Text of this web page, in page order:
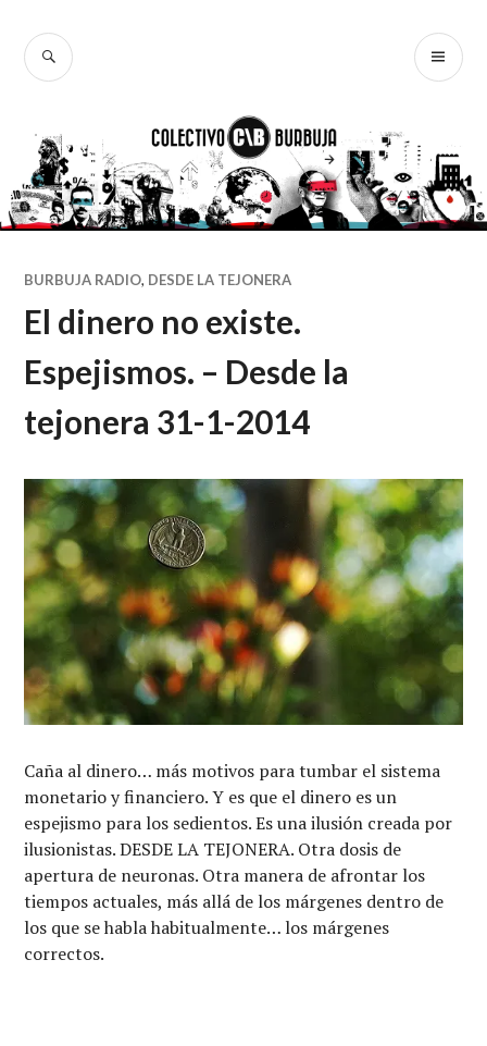
contenido
BUSCAR
BURBUJA RADIO, DESDE LA TEJONERA
El dinero no existe.
Espejismos. – Desde la
tejonera 31-1-2014
Caña al dinero… más motivos para tumbar el sistema
monetario y financiero. Y es que el dinero es un
espejismo para los sedientos. Es una ilusión creada por
ilusionistas. DESDE LA TEJONERA. Otra dosis de
apertura de neuronas. Otra manera de afrontar los
tiempos actuales, más allá de los márgenes dentro de
los que se habla habitualmente… los márgenes
correctos.